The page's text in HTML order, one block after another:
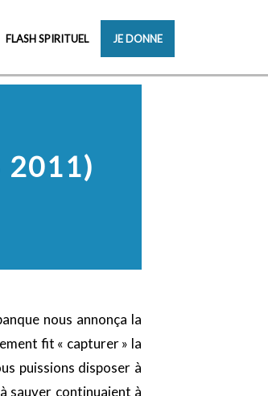
FLASH SPIRITUEL JE DONNE
2011)
nous annonça la
fit « capturer » la
puissions disposer à
sauver continuaient à